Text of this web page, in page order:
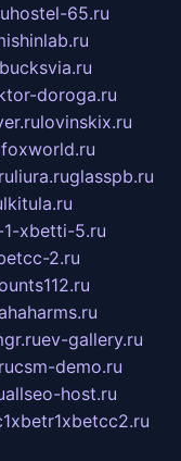
hostel-65.ru
doroga.ru
lovinskix.ru
liura.ruglasspb.ru
xbetti-5.ru
2.ru
ev-gallery.ru
csm-demo.ru
allseo-host.ru